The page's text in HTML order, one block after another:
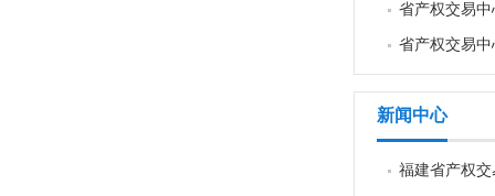
省产权交易
省产权交易
新闻中心
福建省产权